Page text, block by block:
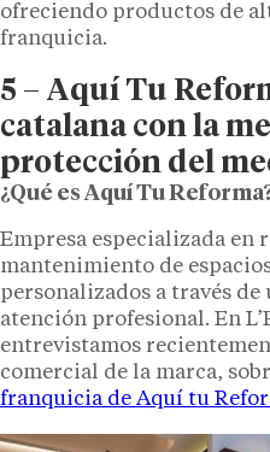
ofreciendo productos de
franquicia.
5 – Aquí Tu
catalana con la
protección del
¿Qué es Aquí Tu
Empresa especializada en
mantenimiento de
personalizados a través
atención profesional. En
entrevistamos
comercial de la marca,
franquicia de Aquí tu